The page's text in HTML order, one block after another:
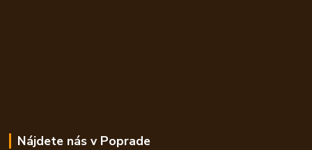
Nájdete nás v Poprade